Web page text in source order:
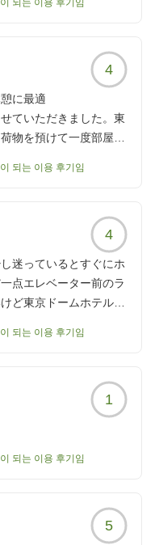
되는 이용 후기임
4
に最適
ていただきました。東
物を預けて一度部屋で
되는 이용 후기임
4
迷っているとすぐにホ
点エレベーター前のラ
ど東京ドームホテルな
되는 이용 후기임
1
되는 이용 후기임
5